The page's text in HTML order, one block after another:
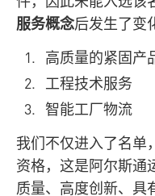
服务概念后发生了变
高质量的紧固产
工程技术服务
智能工厂物流
我们不仅进入了名单
资格，这是阿尔斯通
质量、高度创新、具